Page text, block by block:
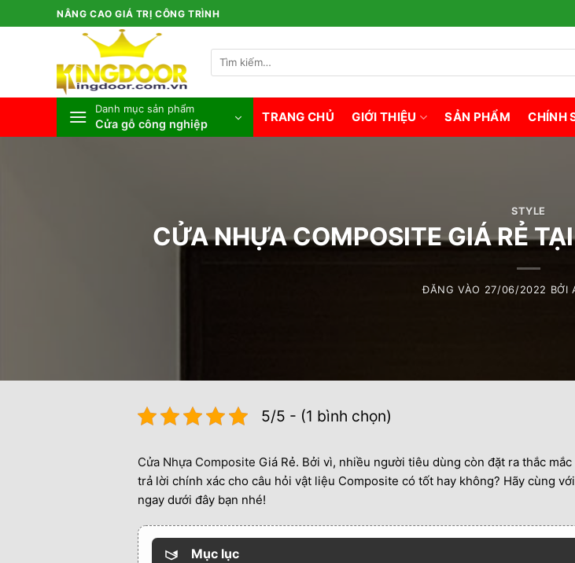
qua
NÂNG CAO GIÁ TRỊ CÔNG TRÌNH
Tìm
kiếm:
Danh mục sản phẩm
Cửa gỗ công nghiệp TRANG CHỦ GIỚI THIỆU SẢN PHẨM CHÍNH
STYLE
CỬA NHỰA COMPOSITE GIÁ RẺ
ĐĂNG VÀO 27/06/2022 BỞI
5/5 - (1 bình chọn)
Cửa Nhựa Composite Giá Rẻ. Bởi vì, nhiều người tiêu dùng còn đặt ra thắc
trả lời chính xác cho câu hỏi vật liệu Composite có tốt hay không? Hãy cùng
ngay dưới đây bạn nhé!
Mục lục